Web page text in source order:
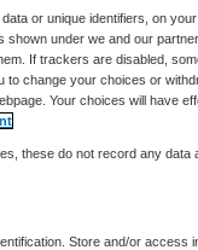
keer gelezen
nieuwe
partijen
or unique identifiers, on your
shown under we and our
If trackers are disabled,
to change your choices or
Your choices will have
these do not record any data
Store and/or access